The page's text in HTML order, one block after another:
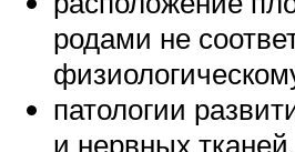
родами не
патологии
и нервных